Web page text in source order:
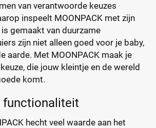
van verantwoorde keuzes
inspeelt MOONPACK met zijn
gemaakt van duurzame
zijn niet alleen goed voor je baby,
aarde. Met MOONPACK maak je
die jouw kleintje en de wereld
komt.
functionaliteit
hecht veel waarde aan het